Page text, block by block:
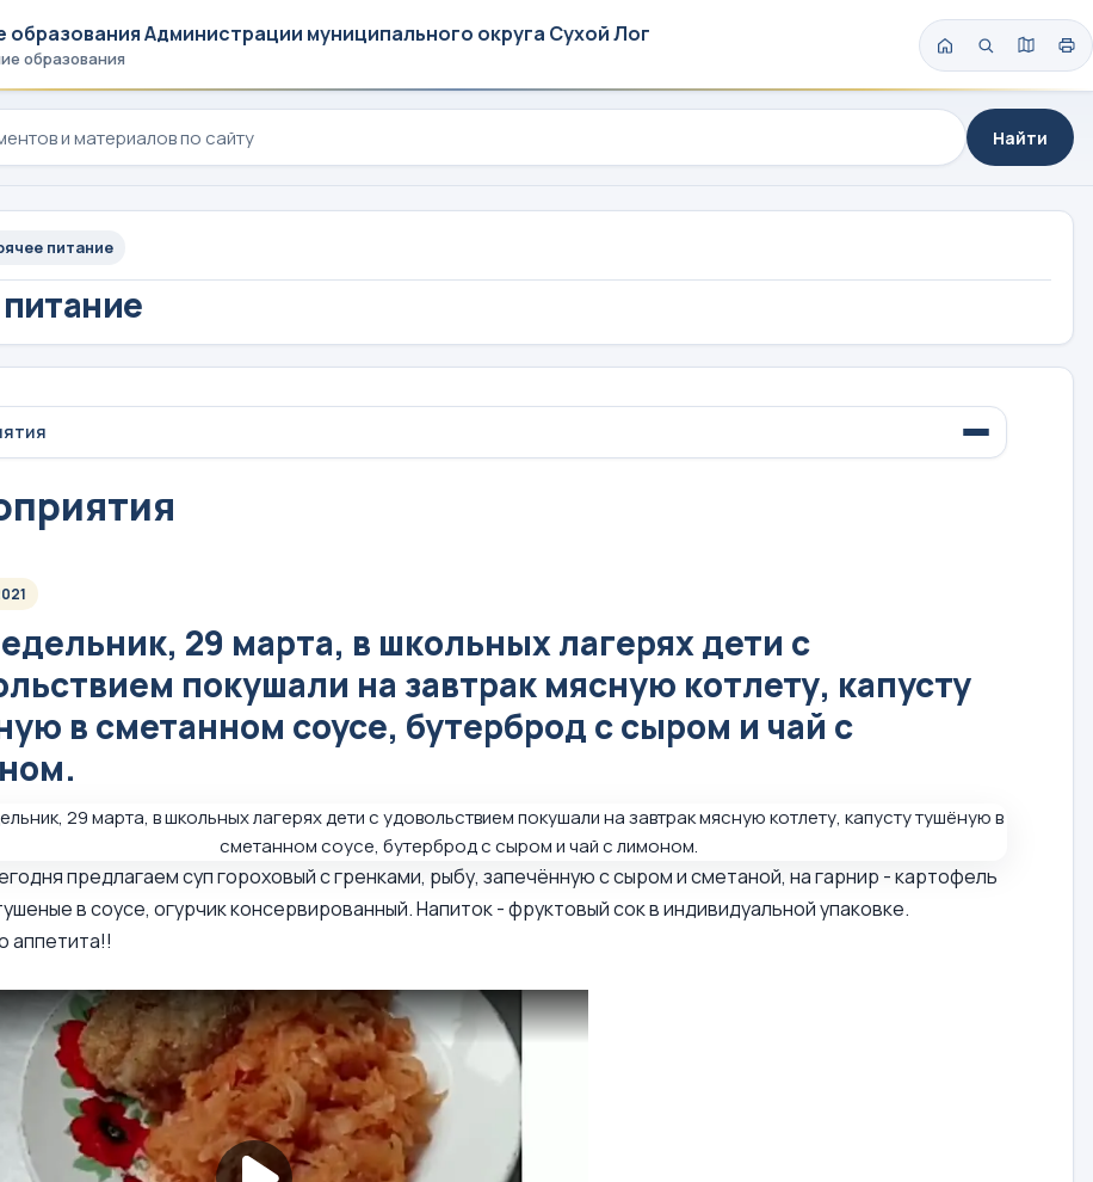
образования Администрации муниципального округа Сухой Лог
образования
Найти
питание
29 марта, в школьных лагерях дети с
покушали на завтрак мясную котлету, капусту
в сметанном соусе, бутерброд с сыром и чай с
предлагаем суп гороховый с гренками, рыбу, запечённую с сыром и сметаной, на гарнир - картофель
в соусе, огурчик консервированный. Напиток - фруктовый сок в индивидуальной упаковке.
аппетита!!